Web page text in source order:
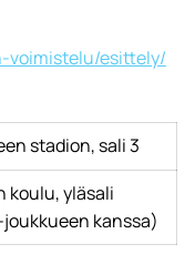
voimistelu/esittely/
stadion, sali 3
koulu, yläsali
kanssa)